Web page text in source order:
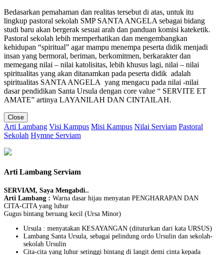
Bedasarkan pemahaman dan realitas tersebut di atas, untuk itu
lingkup pastoral sekolah SMP SANTA ANGELA sebagai bidang
studi baru akan bergerak sesuai arah dan panduan komisi kateketik.
Pastoral sekolah lebih memperhatikan dan mengembangkan
kehidupan “spiritual” agar mampu menempa peserta didik menjadi
insan yang bermoral, beriman, berkomitmen, berkarakter dan
memegang nilai – nilai katolisitas, lebih khusus lagi, nilai – nilai
spiritualitas yang akan ditanamkan pada peserta didik adalah
spiritualitas SANTA ANGELA yang mengacu pada nilai -nilai
dasar pendidikan Santa Ursula dengan core value “ SERVITE ET
AMATE” artinya LAYANILAH DAN CINTAILAH.
Close
Arti Lambang Visi Kampus Misi Kampus Nilai Serviam Pastoral
Sekolah Hymne Serviam
Arti Lambang Serviam
SERVIAM, Saya Mengabdi..
Arti Lambang : Warna dasar hijau menyatan PENGHARAPAN DAN
CITA-CITA yang luhur
Gugus bintang beruang kecil (Ursa Minor)
Ursula : menyatakan KESAYANGAN (dituturkan dari kata URSUS)
Lambang Santa Ursula, sebagai pelindung ordo Ursulin dan sekolah-
sekolah Ursulin
Cita-cita yang luhur setinggi bintang di langit demi cinta kepada